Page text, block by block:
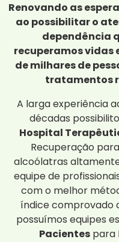
Renovando as
ao possibilitar o
dependência
recuperamos vidas
de milhares de
tratamentos
A larga experiência
décadas
Hospital
Recuperação
alcoólatras
equipe de
com o melhor
índice comprovado
possuímos equipes
Pacientes para